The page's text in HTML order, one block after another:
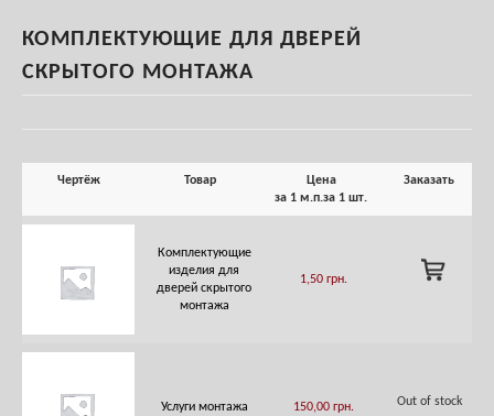
КОМПЛЕКТУЮЩИЕ ДЛЯ ДВЕРЕЙ
СКРЫТОГО МОНТАЖА
Чертёж Товар
Цена
за 1 м.п.за 1 шт.
Заказать
Комплектующие
изделия для
дверей скрытого
монтажа
1,50 грн.
ADD
TO
Услуги монтажа 150,00 грн. Out of stock